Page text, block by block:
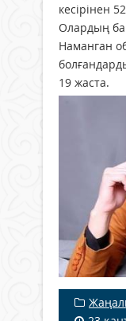
кесірінен
Олардың
Наманган
19 жаста.